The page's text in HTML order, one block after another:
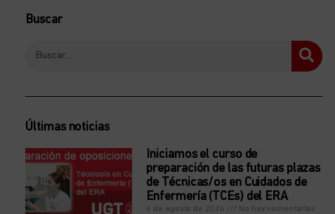
Buscar
Últimas noticias
Iniciamos el curso de
preparación de las futuras plazas
de Técnicas/os en Cuidados de
Enfermería (TCEs) del ERA
6 de agosto de 2026 No hay comentarios